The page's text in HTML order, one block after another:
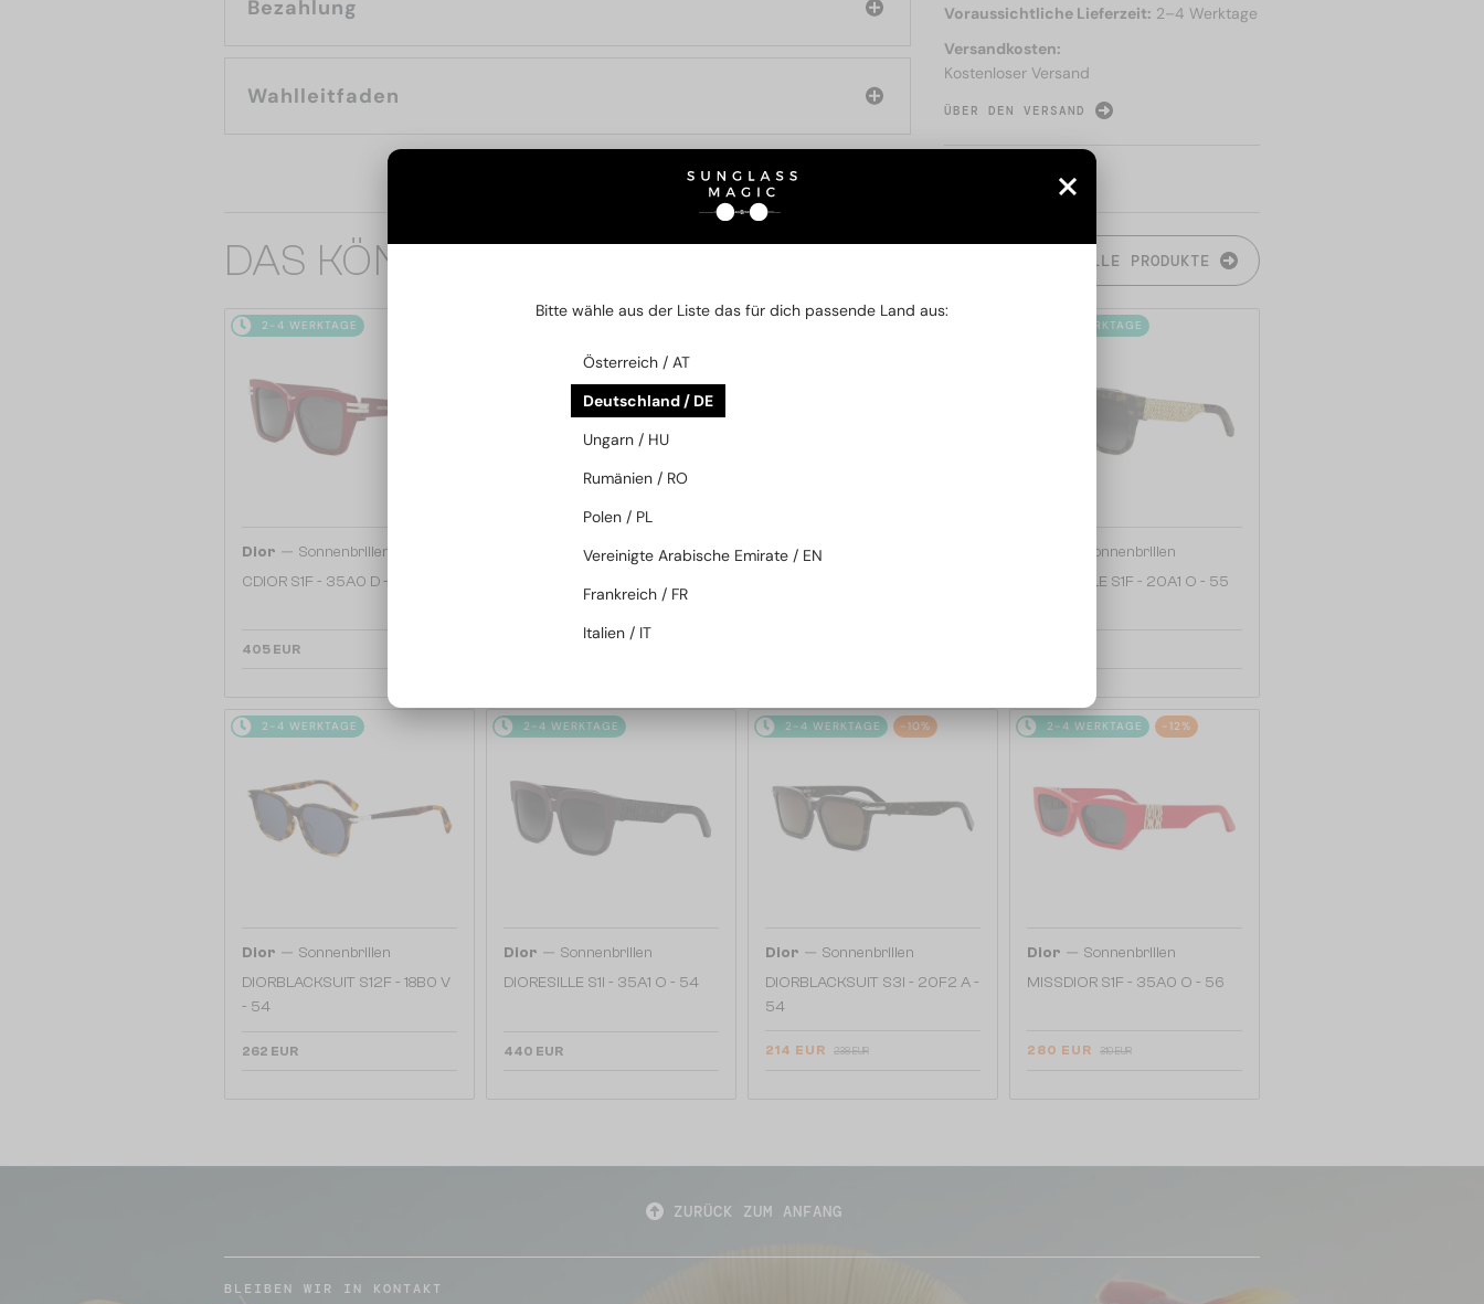
Bezahlung
Wahlleitfaden
Voraussichtliche Lieferzeit: 2–4 Werktage
Versandkosten:
Kostenloser Versand
ÜBER DEN VERSAND
DAS KÖNNTE SIE AUCH INTERESSIEREN ALLE PRODUKTE
2-4 WERKTAGE
Dior — Sonnenbrillen
CDIOR S1F - 35A0 D - 56
405 EUR
Sonnenbrillen
Dior —
2-4 WERKTAGE
Sonnenbrillen
DIORESILLE S1F - 20A1 O - 55
2-4 WERKTAGE
Dior — Sonnenbrillen
DIORBLACKSUIT S12F - 18B0 V
- 54
262 EUR
2-4 WERKTAGE
Dior — Sonnenbrillen
DIORESILLE S1I - 35A1 O - 54
440 EUR
2-4 WERKTAGE -10%
Dior — Sonnenbrillen
DIORBLACKSUIT S3I - 20F2 A -
54
214 EUR 238 EUR
2-4 WERKTAGE -12%
Dior — Sonnenbrillen
MISSDIOR S1F - 35A0 O - 56
280 EUR 319 EUR
ZURÜCK ZUM ANFANG
BLEIBEN WIR IN KONTAKT
Bitte wähle aus der Liste das für dich passende Land aus:
Österreich / AT
Deutschland / DE
Ungarn / HU
Rumänien / RO
Polen / PL
Vereinigte Arabische Emirate / EN
Frankreich / FR
Italien / IT